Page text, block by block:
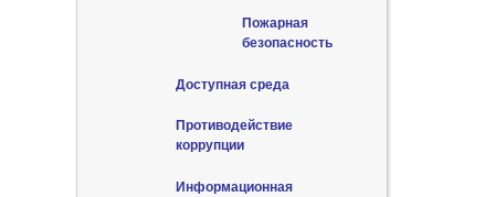
Пожарная
безопасность
Доступная среда
Противодействие
коррупции
Информационная